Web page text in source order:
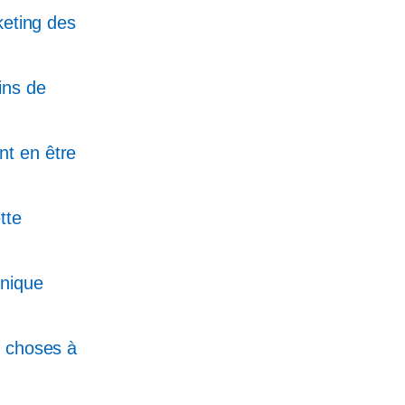
des
de
en être
choses à